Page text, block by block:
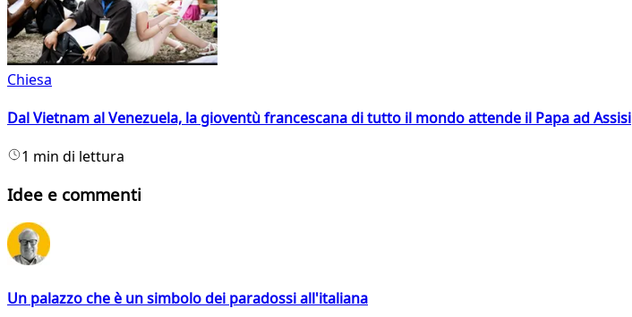
Chiesa
Dal Vietnam al Venezuela, la gioventù francescana di tutto il mondo attende il Papa ad Assisi
1 min di lettura
Idee e commenti
Un palazzo che è un simbolo dei paradossi all'italiana